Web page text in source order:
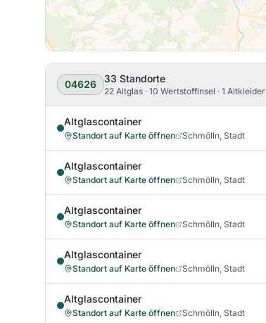
04626 33 Standorte
22 Altglas · 10 Wertstoffinsel · 1 Altkleider
Altglascontainer
Standort auf Karte öffnen Schmölln, Stadt
Altglascontainer
Standort auf Karte öffnen Schmölln, Stadt
Altglascontainer
Standort auf Karte öffnen Schmölln, Stadt
Altglascontainer
Standort auf Karte öffnen Schmölln, Stadt
Altglascontainer
Standort auf Karte öffnen Schmölln, Stadt